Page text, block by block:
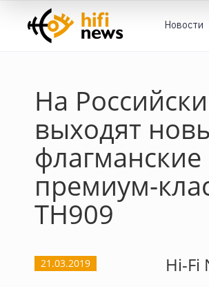
Новости
На
выходят
премиум-
TH909
21.03.2019 Hi-Fi